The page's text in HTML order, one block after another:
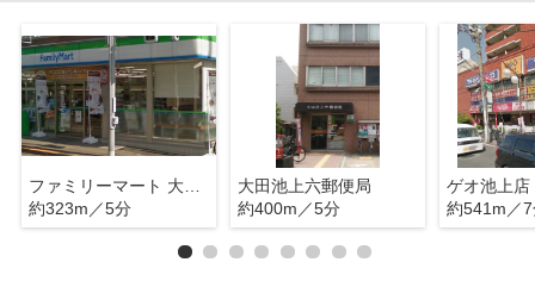
ファミリーマート 大田池上徳持店
約323m／5分
大田池上六郵便局
約400m／5分
ゲオ池上店
約541m／